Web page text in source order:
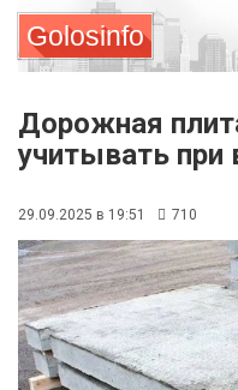
Golosinfo
Дорожная
учитывать
29.09.2025 в 19:51 710